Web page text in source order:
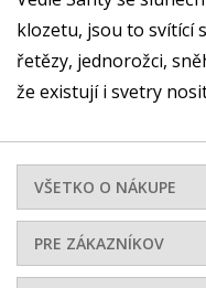
klozetu, jsou to svítící
řetězy, jednorožci,
že existují i svetry
VŠETKO O NÁKUPE
PRE ZÁKAZNÍKOV